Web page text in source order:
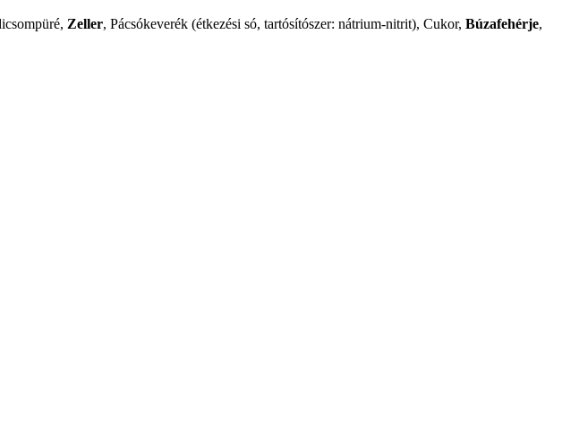
Zeller, Pácsókeverék (étkezési só, tartósítószer: nátrium-nitrit), Cukor, Búzafehérje,